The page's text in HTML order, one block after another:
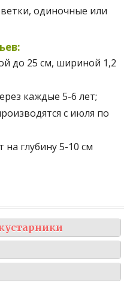
одиночные или
до 25 см, шириной 1,2
каждые 5-6 лет;
с июля по
глубину 5-10 см